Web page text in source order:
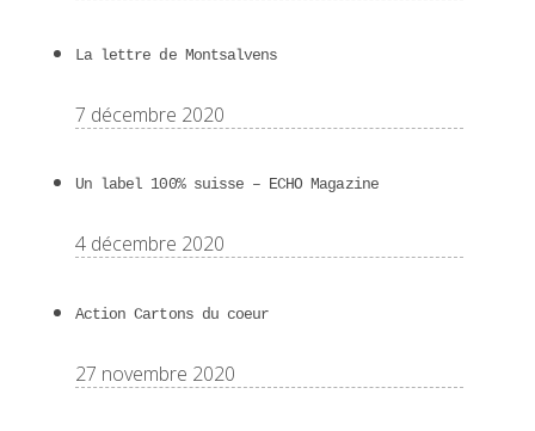
La lettre de Montsalvens
7 décembre 2020
Un label 100% suisse – ECHO Magazine
4 décembre 2020
Action Cartons du coeur
27 novembre 2020